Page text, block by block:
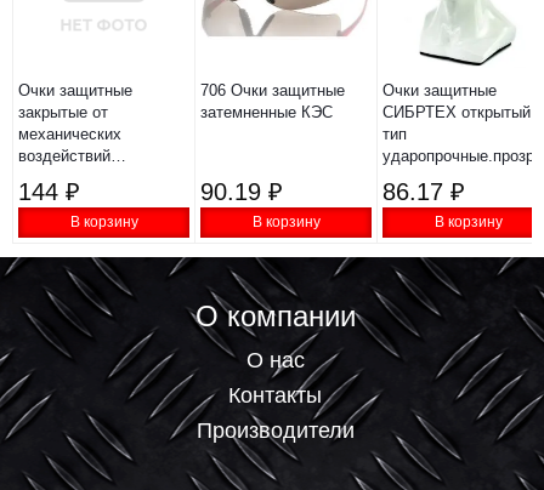
Очки защитные
закрытые от
механических
воздействий
019/2011
144 ₽
В корзину
706 Очки защитные
затемненные КЭС
90.19 ₽
В корзину
Очки защитные
СИБРТЕХ открытый
тип
86.17 ₽
В корзину
О компании
О нас
Контакты
Производители